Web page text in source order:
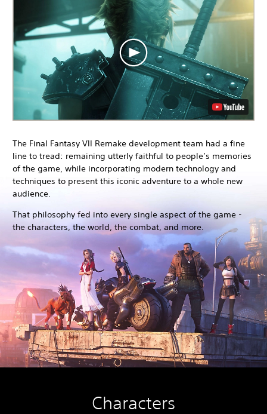
The Final Fantasy VII Remake development team had a fine
line to tread: remaining utterly faithful to people’s memories
of the game, while incorporating modern technology and
techniques to present this iconic adventure to a whole new
audience.
That philosophy fed into every single aspect of the game -
the characters, the world, the combat, and more.
Characters